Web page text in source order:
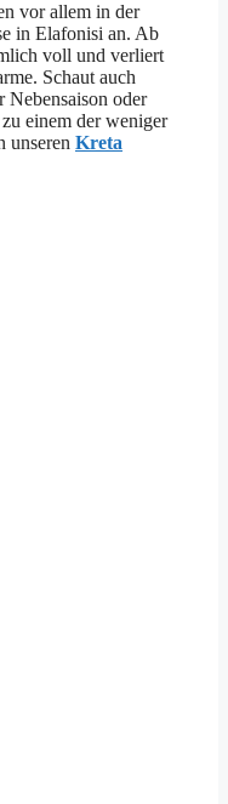
vor allem in der
in Elafonisi an. Ab
voll und verliert
Schaut auch
Nebensaison oder
einem der weniger
unseren Kreta